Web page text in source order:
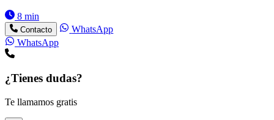
8 min
Contacto
WhatsApp
WhatsApp
¿Tienes dudas?
Te llamamos gratis